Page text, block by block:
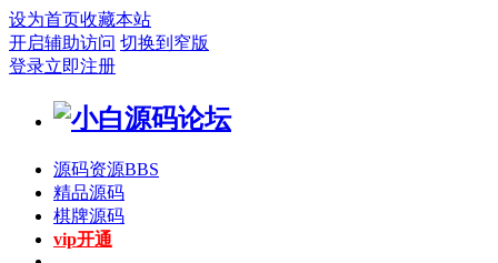
设为首页收藏本站
开启辅助访问 切换到窄版
登录立即注册
源码资源BBS
精品源码
棋牌源码
vip开通